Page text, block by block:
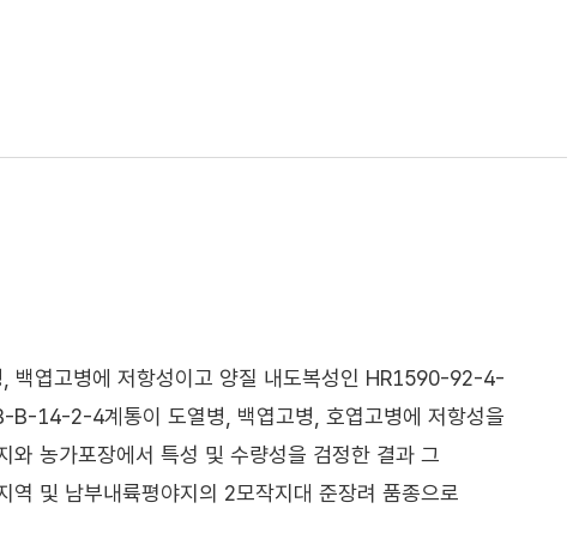
백엽고병에 저항성이고 양질 내도복성인 HR1590-92-4-
B-14-2-4계통이 도열병, 백엽고병, 호엽고병에 저항성을
농가포장에서 특성 및 수량성을 검정한 결과 그
및 남부내륙평야지의 2모작지대 준장려 품종으로